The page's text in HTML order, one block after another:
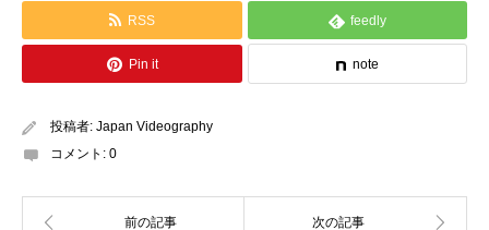
RSS feedly
Pin it note
投稿者: Japan Videography
コメント: 0